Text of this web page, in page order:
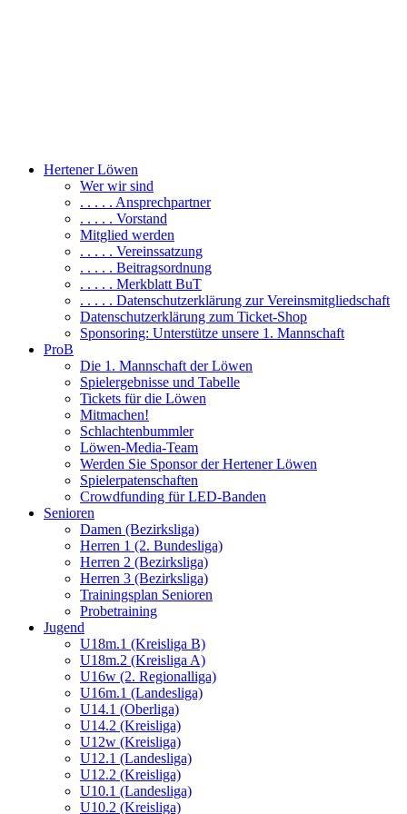
Hertener Löwen
Wer wir sind
. . . . . Ansprechpartner
. . . . . Vorstand
Mitglied werden
. . . . . Vereinssatzung
. . . . . Beitragsordnung
. . . . . Merkblatt BuT
. . . . . Datenschutzerklärung zur Vereinsmitgliedschaft
Datenschutzerklärung zum Ticket-Shop
Sponsoring: Unterstütze unsere 1. Mannschaft
ProB
Die 1. Mannschaft der Löwen
Spielergebnisse und Tabelle
Tickets für die Löwen
Mitmachen!
Schlachtenbummler
Löwen-Media-Team
Werden Sie Sponsor der Hertener Löwen
Spielerpatenschaften
Crowdfunding für LED-Banden
Senioren
Damen (Bezirksliga)
Herren 1 (2. Bundesliga)
Herren 2 (Bezirksliga)
Herren 3 (Bezirksliga)
Trainingsplan Senioren
Probetraining
Jugend
U18m.1 (Kreisliga B)
U18m.2 (Kreisliga A)
U16w (2. Regionalliga)
U16m.1 (Landesliga)
U14.1 (Oberliga)
U14.2 (Kreisliga)
U12w (Kreisliga)
U12.1 (Landesliga)
U12.2 (Kreisliga)
U10.1 (Landesliga)
U10.2 (Kreisliga)